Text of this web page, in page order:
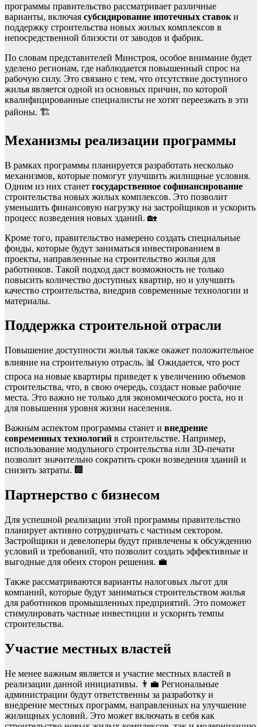
программы правительство рассматривает различные
варианты, включая субсидирование ипотечных ставок и
поддержку строительства новых жилых комплексов в
непосредственной близости от заводов и фабрик.
По словам представителей Минстроя, особое внимание будет
уделено регионам, где наблюдается повышенный спрос на
рабочую силу. Это связано с тем, что отсутствие доступного
жилья является одной из основных причин, по которой
квалифицированные специалисты не хотят переезжать в эти
районы. 🏗️
Механизмы реализации программы
В рамках программы планируется разработать несколько
механизмов, которые помогут улучшить жилищные условия.
Одним из них станет государственное софинансирование
строительства новых жилых комплексов. Это позволит
уменьшить финансовую нагрузку на застройщиков и ускорить
процесс возведения новых зданий. 🏡
Кроме того, правительство намерено создать специальные
фонды, которые будут заниматься инвестированием в
проекты, направленные на строительство жилья для
работников. Такой подход даст возможность не только
повысить количество доступных квартир, но и улучшить
качество строительства, внедрив современные технологии и
материалы.
Поддержка строительной отрасли
Повышение доступности жилья также окажет положительное
влияние на строительную отрасль. 📊 Ожидается, что рост
спроса на новые квартиры приведет к увеличению объемов
строительства, что, в свою очередь, создаст новые рабочие
места. Это важно не только для экономического роста, но и
для повышения уровня жизни населения.
Важным аспектом программы станет и внедрение
современных технологий в строительстве. Например,
использование модульного строительства или 3D-печати
позволит значительно сократить сроки возведения зданий и
снизить затраты. 🏢
Партнерство с бизнесом
Для успешной реализации этой программы правительство
планирует активно сотрудничать с частным сектором.
Застройщики и девелоперы будут привлечены к обсуждению
условий и требований, что позволит создать эффективные и
выгодные для обеих сторон решения. 💼
Также рассматриваются варианты налоговых льгот для
компаний, которые будут заниматься строительством жилья
для работников промышленных предприятий. Это поможет
стимулировать частные инвестиции и ускорить темпы
строительства.
Участие местных властей
Не менее важным является и участие местных властей в
реализации данной инициативы. 👨‍💼 Региональные
администрации будут ответственны за разработку и
внедрение местных программ, направленных на улучшение
жилищных условий. Это может включать в себя как